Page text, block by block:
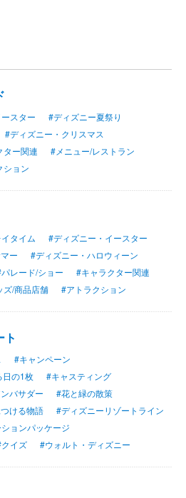
スター
#ディズニー夏祭り
#ディズニー・クリスマス
ター関連
#メニュー/レストラン
ション
タイム
#ディズニー・イースター
ー
#ディズニー・ハロウィーン
レード/ショー
#キャラクター関連
ズ/商品店舗 #アトラクション
ト
#キャンペーン
日の1枚
#キャスティング
バサダー
#花と緑の散策
ける物語
#ディズニーリゾートライン
ョンパッケージ
イズ #ウォルト・ディズニー